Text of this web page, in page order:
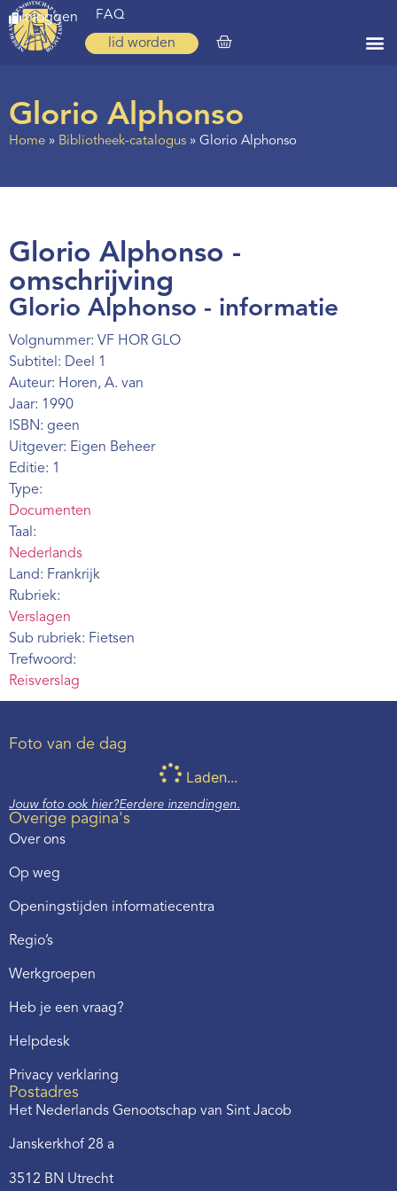
inloggen FAQ
lid worden
Zoeken
Ervaringen
Regio’s
Nieuws
Agenda
Webshop
Contact
Glorio Alphonso
Home » Bibliotheek-catalogus » Glorio Alphonso
Glorio Alphonso -
omschrijving
Glorio Alphonso - informatie
Volgnummer: VF HOR GLO
Subtitel: Deel 1
Auteur: Horen, A. van
Jaar: 1990
ISBN: geen
Uitgever: Eigen Beheer
Editie: 1
Type:
Documenten
Taal:
Nederlands
Land: Frankrijk
Rubriek:
Verslagen
Sub rubriek: Fietsen
Trefwoord:
Reisverslag
Foto van de dag
Laden...
Jouw foto ook hier?Eerdere inzendingen.
Overige pagina's
Over ons
Op weg
Openingstijden informatiecentra
Regio’s
Werkgroepen
Heb je een vraag?
Helpdesk
Privacy verklaring
Postadres
Het Nederlands Genootschap van Sint Jacob
Janskerkhof 28 a
3512 BN Utrecht